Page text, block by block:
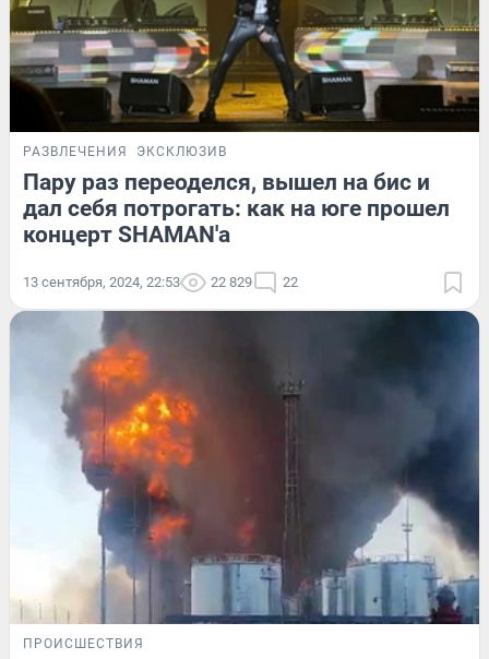
РАЗВЛЕЧЕНИЯ ЭКСКЛЮЗИВ
Пару раз переоделся, вышел на бис и
дал себя потрогать: как на юге прошел
концерт SHAMAN'а
13 сентября, 2024, 22:53 22 829 22
ПРОИСШЕСТВИЯ